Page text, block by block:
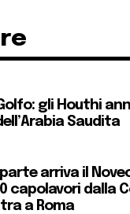
gli Houthi
Saudita
arriva il
capolavori dalla
a Roma